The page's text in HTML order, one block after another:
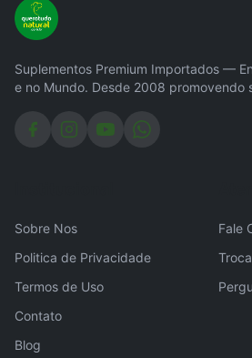
Suplementos Premium Importados —
e no Mundo. Desde 2008 promovendo
Sobre Nos
Politica de Privacidade
Termos de Uso
Contato
Blog
Fale